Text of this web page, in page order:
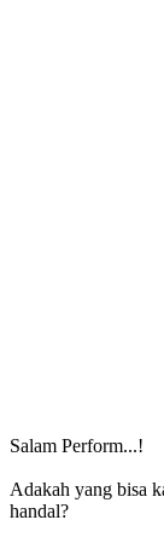
Salam Perform...!
Adakah yang bisa
handal?